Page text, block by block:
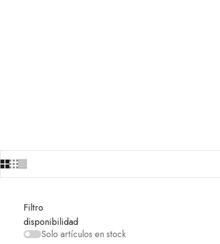
Filtro
disponibilidad
Solo artículos en stock